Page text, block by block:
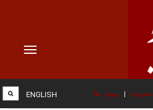
Toggle
عضویت پیوند ها ENGLISH